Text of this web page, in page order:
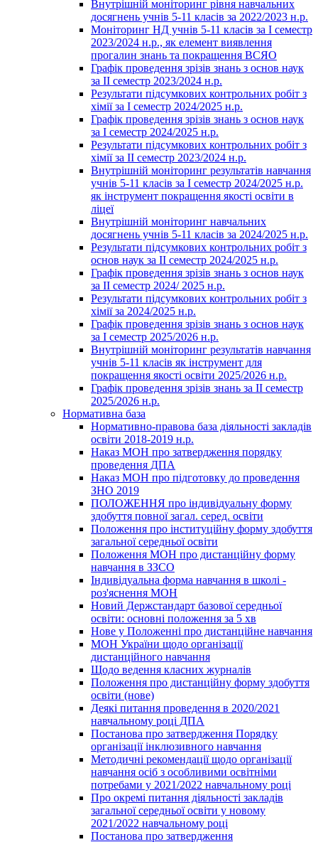
Внутрішній моніторинг рівня навчальних
досягнень учнів 5-11 класів за 2022/2023 н.р.
Моніторинг НД учнів 5-11 класів за І семестр
2023/2024 н.р., як елемент виявлення
прогалин знань та покращення ВСЯО
Графік проведення зрізів знань з основ наук
за ІІ семестр 2023/2024 н.р.
Результати підсумкових контрольних робіт з
хімії за І семестр 2024/2025 н.р.
Графік проведення зрізів знань з основ наук
за І семестр 2024/2025 н.р.
Результати підсумкових контрольних робіт з
хімії за ІІ семестр 2023/2024 н.р.
Внутрішній моніторинг результатів навчання
учнів 5-11 класів за І семестр 2024/2025 н.р.
як інструмент покращення якості освіти в
ліцеї
Внутрішній моніторинг навчальних
досягнень учнів 5-11 класів за 2024/2025 н.р.
Результати підсумкових контрольних робіт з
основ наук за ІІ семестр 2024/2025 н.р.
Графік проведення зрізів знань з основ наук
за ІІ семестр 2024/ 2025 н.р.
Результати підсумкових контрольних робіт з
хімії за 2024/2025 н.р.
Графік проведення зрізів знань з основ наук
за І семестр 2025/2026 н.р.
Внутрішній моніторинг результатів навчання
учнів 5-11 класів як інструмент для
покращення якості освіти 2025/2026 н.р.
Графік проведення зрізів знань за ІІ семестр
2025/2026 н.р.
Нормативна база
Нормативно-правова база діяльності закладів
освіти 2018-2019 н.р.
Наказ МОН про затвердження порядку
проведення ДПА
Наказ МОН про підготовку до проведення
ЗНО 2019
ПОЛОЖЕННЯ про індивідуальну форму
здобуття повної загал. серед. освіти
Положення про інституційну форму здобуття
загальної середньої освіти
Положення МОН про дистанційну форму
навчання в ЗЗСО
Індивідуальна форма навчання в школі -
роз'яснення МОН
Новий Держстандарт базової середньої
освіти: основні положення за 5 хв
Нове у Положенні про дистанційне навчання
МОН України щодо організації
дистанційного навчання
Щодо ведення класних журналів
Положення про дистанційну форму здобуття
освіти (нове)
Деякі питання проведення в 2020/2021
навчальному році ДПА
Постанова про затвердження Порядку
організації інклюзивного навчання
Методичні рекомендації щодо організації
навчання осіб з особливими освітніми
потребами у 2021/2022 навчальному році
Про окремі питання діяльності закладів
загальної середньої освіти у новому
2021/2022 навчальному році
Постанова про затвердження